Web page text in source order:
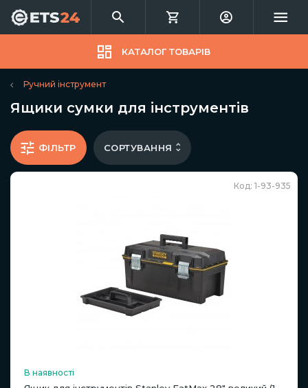
КАТАЛОГ ТОВАРІВ
Ручний інструмент
Ящики сумки для інструментів
ФІЛЬТР СОРТУВАННЯ
Код: 1-93-935
В наявності